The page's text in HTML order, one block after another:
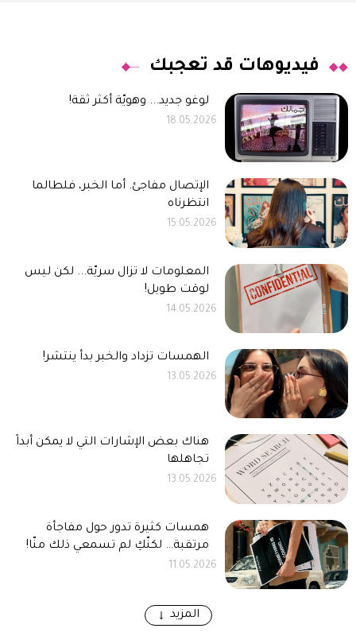
فيديوهات قد تعجبك
لوغو جديد... وهويّة أكثر ثقة!
18.05.2026
الإتصال مفاجئ. أما الخبر، فلطالما
انتظرناه
15.05.2026
المعلومات لا تزال سريّة... لكن ليس
لوقت طويل!
14.05.2026
الهمسات تزداد والخبر بدأ ينتشر!
13.05.2026
هناك بعض الإشارات التي لا يمكن أبداً
تجاهلها
13.05.2026
همسات كثيرة تدور حول مفاجأة
مرتقبة… لكنّكِ لم تسمعي ذلك منّا!
11.05.2026
المزيد